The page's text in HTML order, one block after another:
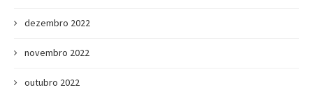
dezembro 2022
novembro 2022
outubro 2022